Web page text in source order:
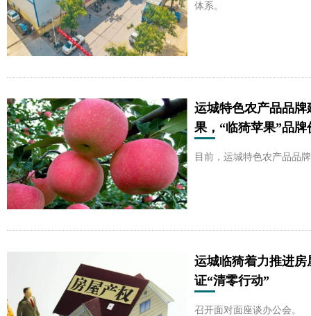
体系。
运城特色农产品品牌
果，“临猗苹果”品牌
目前，运城特色农产品品
运城临猗着力推进
证“清零行动”
召开面对面座谈办公会。